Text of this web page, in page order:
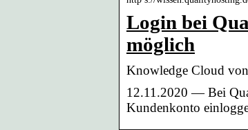
Login bei
möglich
Knowledge Cloud
12.11.2020 — Bei
Kundenkonto